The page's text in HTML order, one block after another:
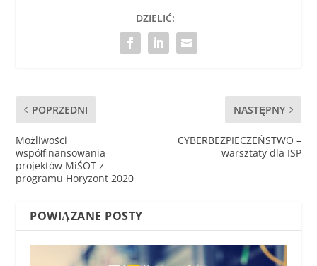
DZIELIĆ:
POPRZEDNI
Możliwości
współfinansowania
projektów MiŚOT z
programu Horyzont 2020
NASTĘPNY
CYBERBEZPIECZEŃSTWO –
warsztaty dla ISP
POWIĄZANE POSTY